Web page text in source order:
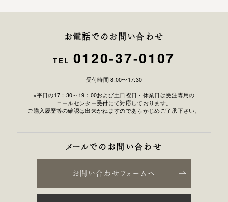
お電話でのお問い合わせ
TEL 0120-37-0107
受付時間 8:00〜17:30
※平日の17：30～19：00および土日祝日・休業日は受注専用の
コールセンター受付にて対応しております。
ご購入履歴等の確認は出来かねますのであらかじめご了承下さい。
メールでのお問い合わせ
お問い合わせフォームへ